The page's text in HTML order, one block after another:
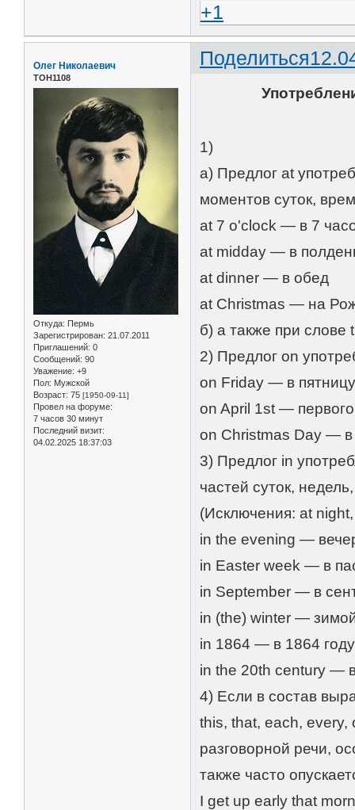
+1
Поделиться
Олег Николаевич
ТОН1108
Откуда: Пермь
Зарегистрирован: 21.07.2011
Приглашений: 0
Сообщений: 90
Уважение: +9
Пол: Мужской
Возраст: 75 [1950-09-11]
Провел на форуме:
7 часов 30 минут
Последний визит:
04.02.2025 18:37:03
1)
а) Предлог at
моментов суток,
at 7 o'clock — в 7
at midday — в
at dinner — в обед
at Christmas — на
б) а также при
2) Предлог on
on Friday — в
on April 1st —
on Christmas Day — в
3) Предлог in
частей суток,
(Исключения: at
in the evening —
in Easter week — в
in September — в
in (the) winter —
in 1864 — в 1864 году
in the 20th century —
4) Если в состав
this, that, each, every,
разговорной речи,
также часто
I get up early that